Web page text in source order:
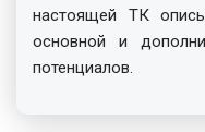
настоящей ТК
основной и
потенциалов.